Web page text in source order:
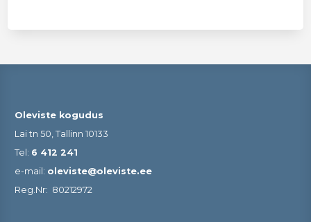
Oleviste kogudus
Lai tn 50, Tallinn 10133
Tel: 6 412 241
e-mail: oleviste@oleviste.ee
Reg.Nr: 80212972